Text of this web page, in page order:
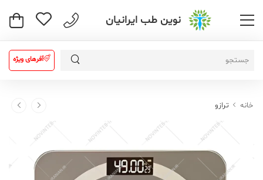
نوین طب ایرانیان
آفرهای ویژه
خانه ترازو